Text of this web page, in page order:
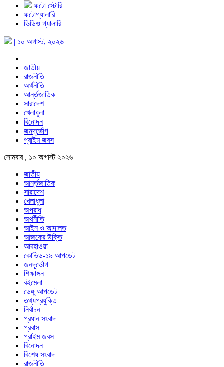
ফটো স্টোরি
ফটোগ্যালারি
ভিডিও গ্যালারি
| ১০ অগাস্ট, ২০২৬
জাতীয়
রাজনীতি
অর্থনীতি
আর্ন্তজাতিক
সারাদেশ
খেলাধুলা
বিনোদন
জনদূর্ভোগ
প্রাইম জবস
সোমবার , ১০ অগাস্ট ২০২৬
জাতীয়
আর্ন্তজাতিক
সারাদেশ
খেলাধুলা
অপরাধ
অর্থনীতি
আইন ও আদালত
আজকের উক্তি
আবহাওয়া
কোভিড-১৯ আপডেট
জনদূর্ভোগ
শিক্ষাঙ্গন
বইমেলা
ডেঙ্গু আপডেট
তথ্যপ্রযুক্তি
নির্বাচন
প্রধান সংবাদ
প্রবাস
প্রাইম জবস
বিনোদন
বিশেষ সংবাদ
রাজনীতি